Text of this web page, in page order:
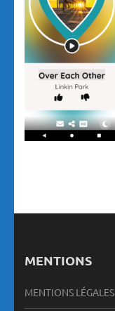
MENTIONS
MENTIONS LÉGALES